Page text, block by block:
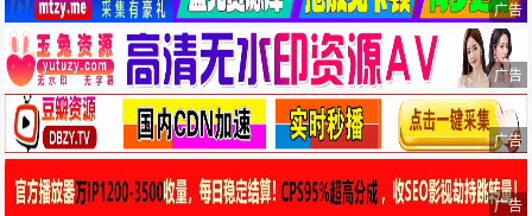
广告
广告
广告
广告